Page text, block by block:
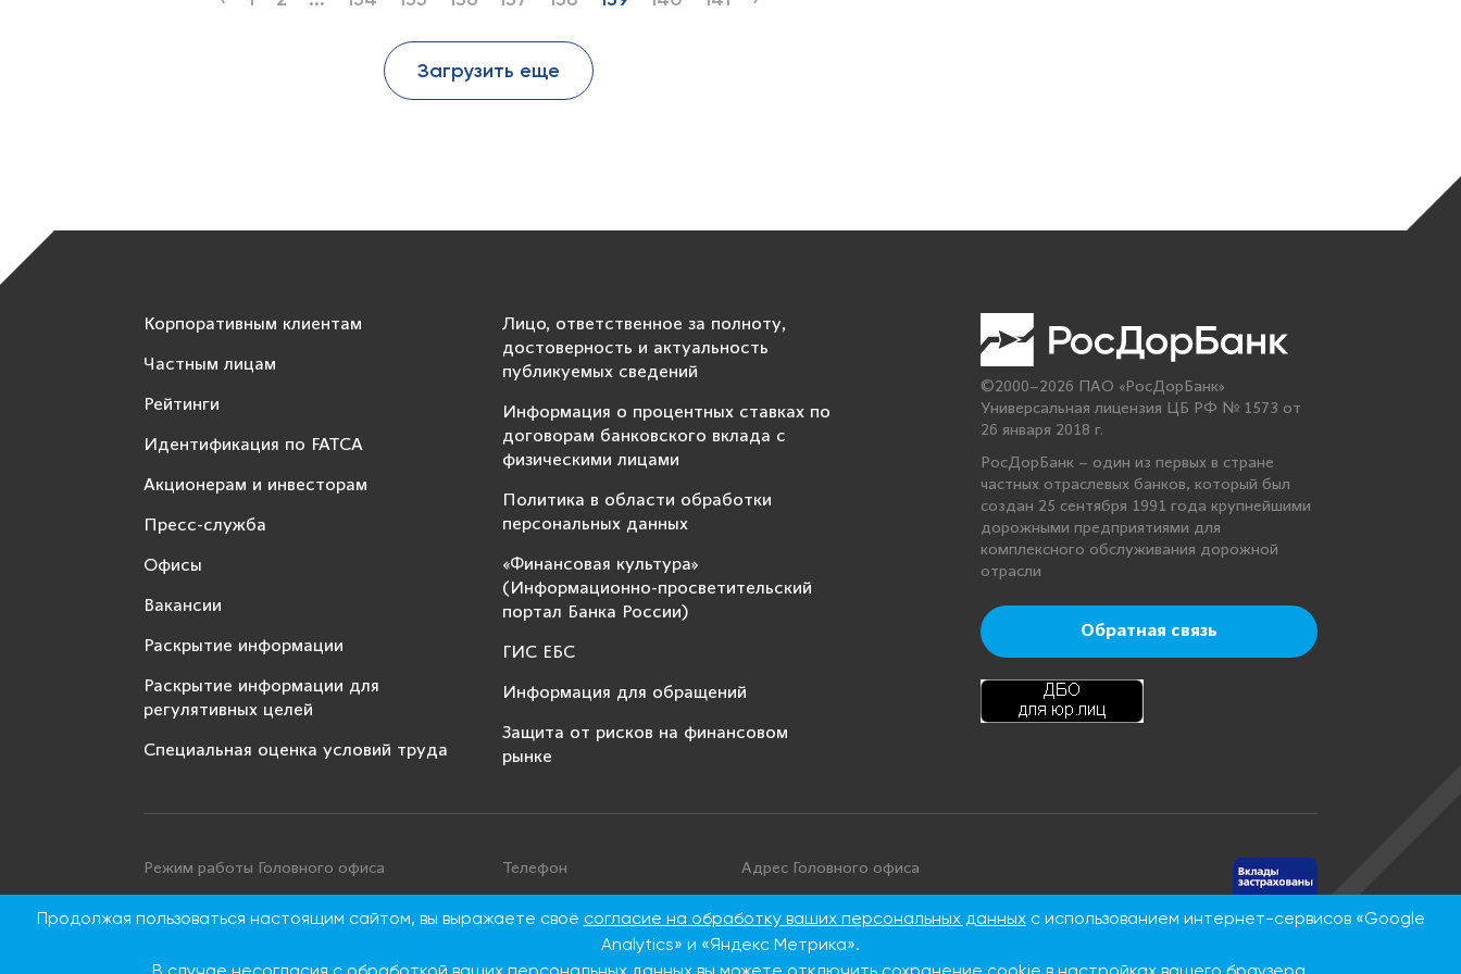
Загрузить еще
Корпоративным клиентам
Частным лицам
Рейтинги
Идентификация по FATCA
Акционерам и инвесторам
Пресс-служба
Офисы
Вакансии
Раскрытие информации
Раскрытие информации для
регулятивных целей
Специальная оценка условий труда
Лицо, ответственное за полноту,
достоверность и актуальность
публикуемых сведений
Информация о процентных ставках по
договорам банковского вклада с
физическими лицами
Политика в области обработки
персональных данных
«Финансовая культура»
(Информационно-просветительский
портал Банка России)
ГИС ЕБС
Информация для обращений
Защита от рисков на финансовом
рынке
©2000–2026 ПАО «РосДорБанк»
Универсальная лицензия ЦБ РФ № 1573 от
26 января 2018 г.
РосДорБанк – один из первых в стране
частных отраслевых банков, который был
создан 25 сентября 1991 года крупнейшими
дорожными предприятиями для
комплексного обслуживания дорожной
отрасли
Обратная связь
Режим работы Головного офиса
Пятница: с 9:00 до 16:45
Телефон
8 800 100 00 22 (Бесплатно
Адрес Головного офиса
86
Продолжая пользоваться настоящим сайтом, вы выражаете своё согласие на обработку ваших персональных данныхс использованием интернет-сервисов «Google
Analytics» и «Яндекс Метрика».